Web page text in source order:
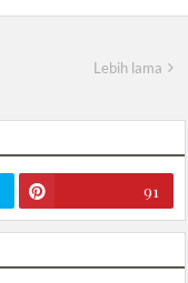
Lebih lama
91